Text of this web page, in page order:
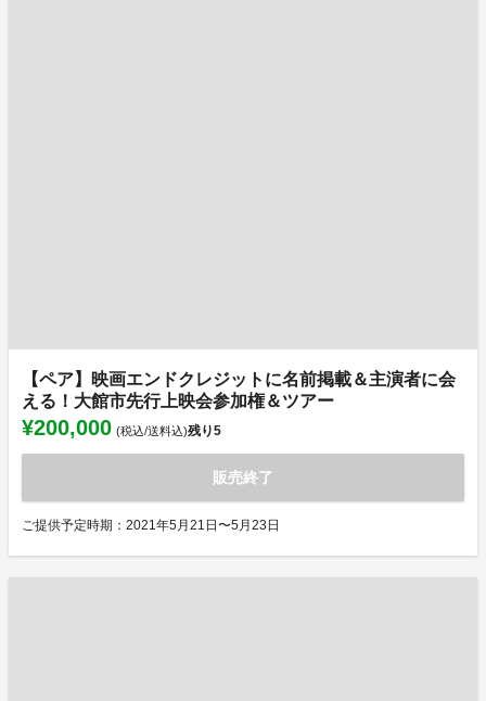
【ペア】映画エンドクレジットに名前掲載＆主演者に会
える！大館市先行上映会参加権＆ツアー
¥200,000 (税込/送料込)残り5
販売終了
ご提供予定時期：2021年5月21日〜5月23日